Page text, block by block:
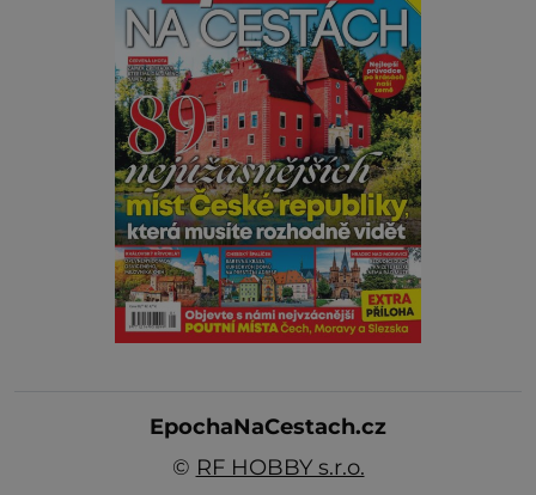
EpochaNaCestach.cz
© RF HOBBY s.r.o.